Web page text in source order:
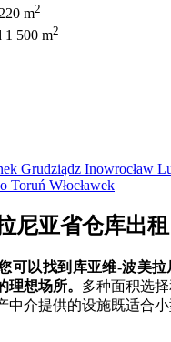
m2
1 500 m2
Grudziądz Inowrocław
Toruń Włocławek
尼亚省仓库出租
可以找到库亚维-波美拉
理想场所。 多种面积选
中介提供的设施既适合